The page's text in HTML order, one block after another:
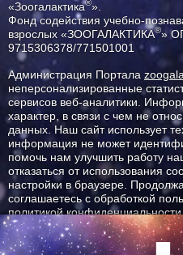
«Зоогалактика®».
Фонд содействия учебно-
взрослых «ЗООГАЛАКТИКА®»
9715306378/771501001
Администрация Портала
неперсонализированные
сервисов веб-аналитики.
характер, в связи с чем не
данных. Наш сайт использует
информация не может
помочь нам улучшить работу
отказаться от использования
настройки в браузере.
соглашаетесь с обработкой
политикой